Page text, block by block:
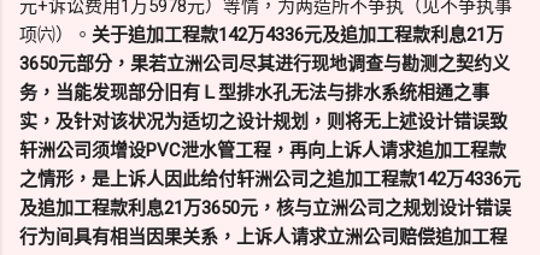
元+诉讼费用1万5978元）等情，为两造所不争执（见不争执事
项㈥）。 关于追加工程款142万4336元及追加工程款利息21万
3650元部分，果若立洲公司尽其进行现地调查与勘测之契约义
务，当能发现部分旧有Ｌ型排水孔无法与排水系统相通之事
实，及针对该状况为适切之设计规划，则将无上述设计错误致
轩洲公司须增设PVC泄水管工程，再向上诉人请求追加工程款
之情形，是上诉人因此给付轩洲公司之追加工程款142万4336元
及追加工程款利息21万3650元，核与立洲公司之规划设计错误
行为间具有相当因果关系，上诉人请求立洲公司赔偿追加工程